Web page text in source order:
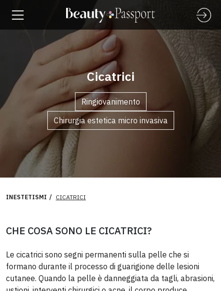
Cicatrici
Ringiovanimento
Chirurgia estetica micro invasiva
INESTETISMI CICATRICI
CHE COSA SONO LE CICATRICI?
Le cicatrici sono segni permanenti sulla pelle che si
formano durante il processo di guarigione delle lesioni
cutanee. Quando la pelle è danneggiata da tagli, abrasioni,